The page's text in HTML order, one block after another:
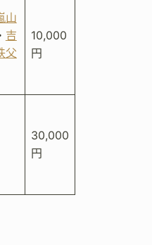
山
吉
父
10,000
円
30,000
円